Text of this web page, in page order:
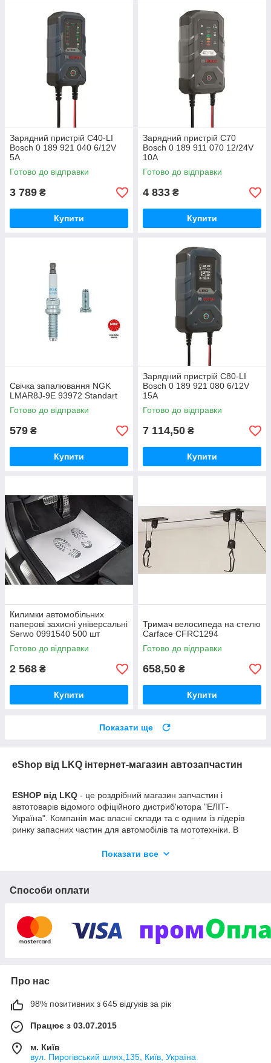
Зарядний пристрій C40-LI
Bosch 0 189 921 040 6/12V
5А
Готово до відправки
3 789 ₴
Купити
Зарядний пристрій C70
Bosch 0 189 911 070 12/24V
10А
Готово до відправки
4 833 ₴
Купити
Свічка запалювання NGK
LMAR8J-9E 93972 Standart
Готово до відправки
579 ₴
Купити
Зарядний пристрій C80-LI
Bosch 0 189 921 080 6/12V
15А
Готово до відправки
7 114,50 ₴
Купити
Килимки автомобільних
паперові захисні універсальні
Serwo 0991540 500 шт
Готово до відправки
2 568 ₴
Купити
Тримач велосипеда на стелю
Carface CFRC1294
Готово до відправки
658,50 ₴
Купити
Показати ще
eShop від LKQ інтернет-магазин автозапчастин
ESHOP від LKQ - це роздрібний магазин запчастин і
автотоварів відомого офіційного дистриб'ютора "ЕЛІТ-
Україна". Компанія має власні склади та є одним із лідерів
ринку запасних частин для автомобілів та мототехніки. В
асортименті магазину представлено все необхідне для
обслуговування та ремонту транспортних засобів: від мастил
Переваги:
38 магазинів по Україні
🚚 Експрес доставка за 2 години
🔧 Мережа партнерських СТО
на ЗНИЖКУ
На складах філій «ЕЛІТ-Україна» є великий вибір запчастин,
сформований з урахуванням регіональних і сезонних
Показати все
Способи оплати
Про нас
98% позитивних з 645 відгуків за рік
Працює з 03.07.2015
м. Київ
вул. Пирогівський шлях,135, Київ, Україна